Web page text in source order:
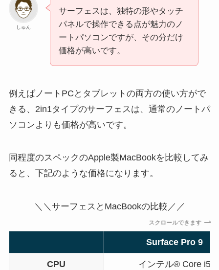
しゅん
サーフェスは、独特の形やタッチ
パネルで操作できる点が魅力のノ
ートパソコンですが、その分だけ
価格が高いです。
例えばノートPCとタブレットの両方の使い方がで
きる、2in1タイプのサーフェスは、通常のノートパ
ソコンよりも価格が高いです。
同程度のスペックのApple製MacBookを比較してみ
ると、下記のような価格になります。
＼＼サーフェスとMacBookの比較／／
スクロールできます
Surface Pro 9
CPU インテル® Core i5